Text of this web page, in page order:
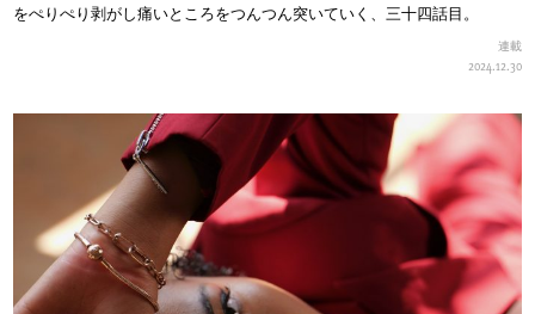
をぺりぺり剥がし痛いところをつんつん突いていく、三十四話目。
連載
2024.12.30